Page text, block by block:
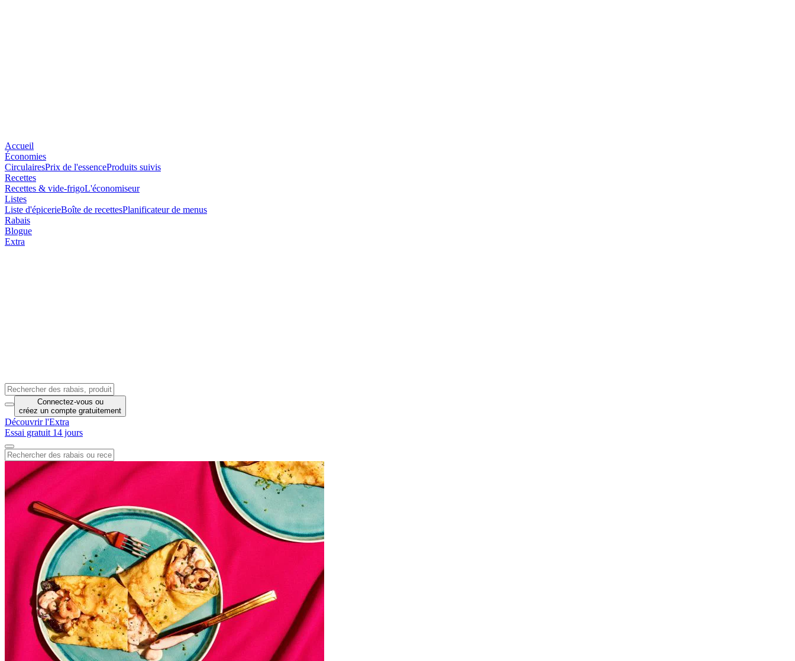
Accueil
Économies
CirculairesPrix de l'essenceProduits suivis
Recettes
Recettes & vide-frigoL'économiseur
Listes
Liste d'épicerieBoîte de recettesPlanificateur de menus
Rabais
Blogue
Extra
Connectez-vous ou
créez un compte gratuitement
Découvrir l'Extra
Essai gratuit 14 jours